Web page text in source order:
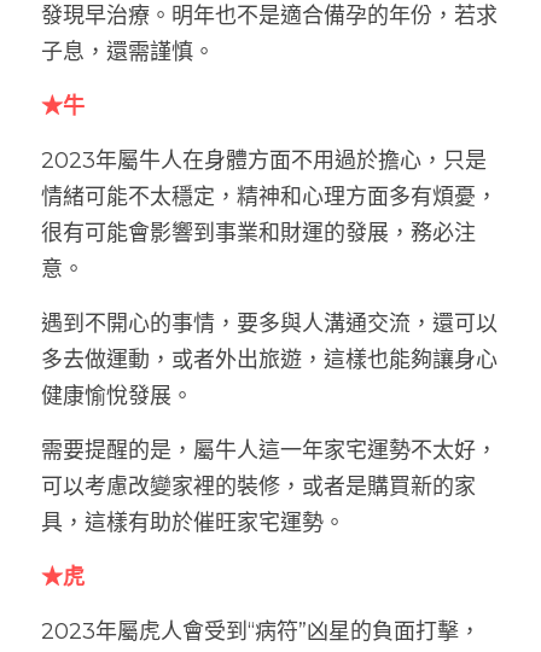
發現早治療。明年也不是適合備孕的年份，若求
子息，還需謹慎。
★牛
2023年屬牛人在身體方面不用過於擔心，只是
情緒可能不太穩定，精神和心理方面多有煩憂，
很有可能會影響到事業和財運的發展，務必注
意。
遇到不開心的事情，要多與人溝通交流，還可以
多去做運動，或者外出旅遊，這樣也能夠讓身心
健康愉悅發展。
需要提醒的是，屬牛人這一年家宅運勢不太好，
可以考慮改變家裡的裝修，或者是購買新的家
具，這樣有助於催旺家宅運勢。
★虎
2023年屬虎人會受到“病符”凶星的負面打擊，